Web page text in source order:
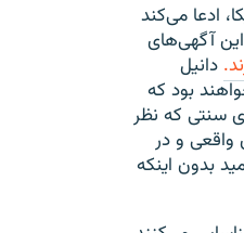
ادعا می‌کند
آگهی‌های
. دانیل
بود که
سنتی که نظر
و در
بدون اینکه